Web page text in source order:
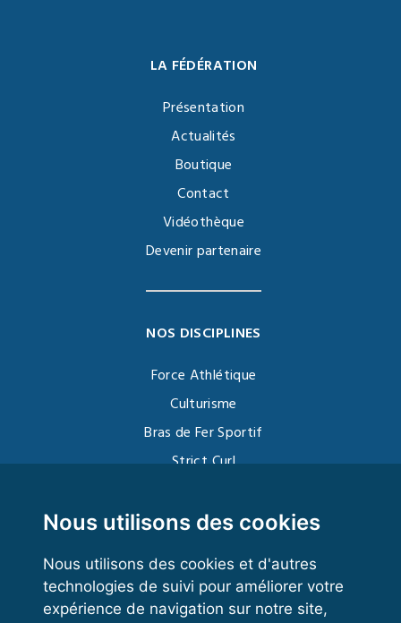
Nous utilisons des cookies
Nous utilisons des cookies et d'autres
technologies de suivi pour améliorer votre
expérience de navigation sur notre site,
LA FÉDÉRATION
Présentation
Actualités
Boutique
Contact
Vidéothèque
Devenir partenaire
NOS DISCIPLINES
Force Athlétique
Culturisme
Bras de Fer Sportif
Strict Curl
Kettlebell
VOS ESPACES